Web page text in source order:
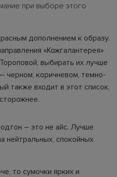
при выборе этого
дополнением к образу.
«Кожгалантерея»
выбирать их лучше
черном, коричневом, темно-
также входит в этот список,
– это не айс. Лучше
нейтральных, спокойных
то сумочки ярких и